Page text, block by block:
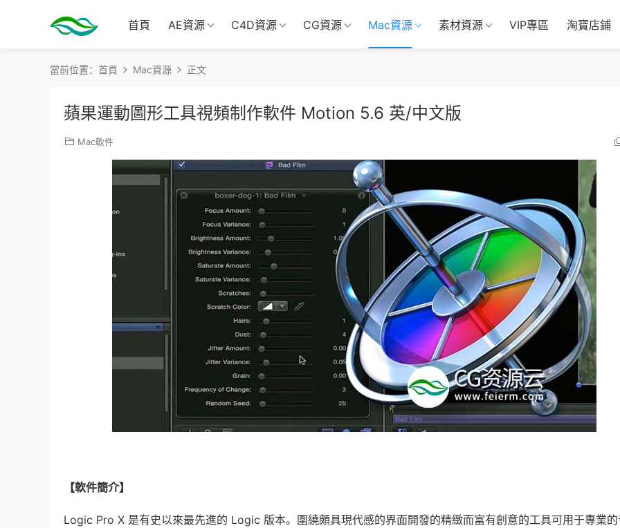
首頁 AE資源 C4D資源 CG資源 Mac資源 素材資源 VIP專區 淘寶店鋪
當前位置： 首頁 Mac資源 正文
蘋果運動圖形工具視頻制作軟件 Motion 5.6 英/中文版
Mac軟件
【軟件簡介】
Logic Pro X 是有史以來最先進的 Logic 版本。圍繞頗具現代感的界面開發的精緻而富有創意的工具可用于專業